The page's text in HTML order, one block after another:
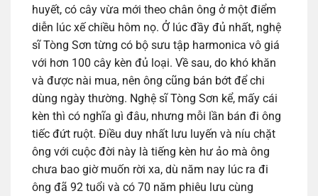
huyết, có cây vừa mới theo chân ông ở một điểm
diễn lúc xế chiều hôm nọ. Ở lúc đầy đủ nhất, nghệ
sĩ Tòng Sơn từng có bộ sưu tập harmonica vô giá
với hơn 100 cây kèn đủ loại. Về sau, do khó khăn
và được nài mua, nên ông cũng bán bớt để chi
dùng ngày thường. Nghệ sĩ Tòng Sơn kể, mấy cái
kèn thì có nghĩa gì đâu, nhưng mỗi lần bán đi ông
tiếc đứt ruột. Điều duy nhất lưu luyến và níu chặt
ông với cuộc đời này là tiếng kèn hư ảo mà ông
chưa bao giờ muốn rời xa, dù năm nay lúc ra đi
ông đã 92 tuổi và có 70 năm phiêu lưu cùng